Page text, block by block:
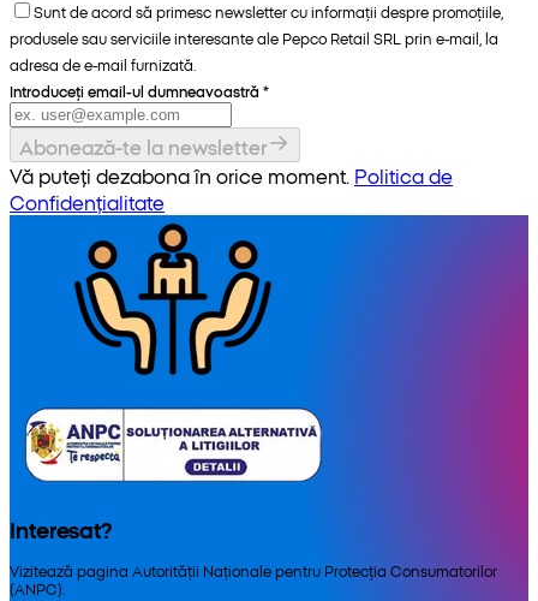
Sunt de acord să primesc newsletter cu informații despre promoțiile,
produsele sau serviciile interesante ale Pepco Retail SRL prin e-mail, la
adresa de e-mail furnizată.
Introduceți email-ul dumneavoastră *
Abonează-te la newsletter
Vă puteți dezabona în orice moment. Politica de
Confidențialitate
Interesat?
Vizitează pagina Autorității Naționale pentru Protecția Consumatorilor
(ANPC).